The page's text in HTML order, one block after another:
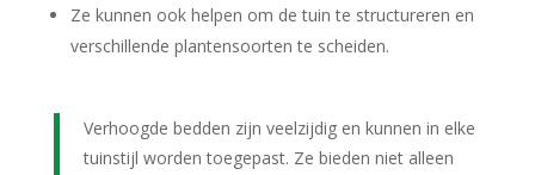
Ze kunnen ook helpen om de tuin te structureren en
verschillende plantensoorten te scheiden.
Verhoogde bedden zijn veelzijdig en kunnen in elke
tuinstijl worden toegepast. Ze bieden niet alleen